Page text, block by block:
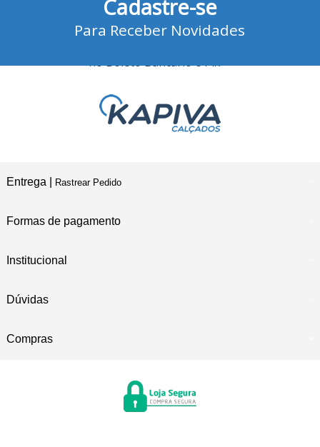
no Boleto Bancário e Pix
Cadastre-se
Para Receber Novidades
Entrega | Rastrear Pedido
Formas de pagamento
Institucional
Dúvidas
Compras